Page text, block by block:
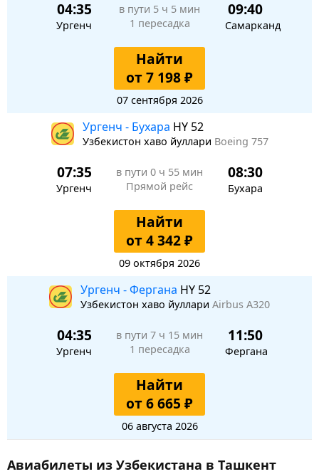
04:35
Ургенч
в пути 5 ч 5 мин
1 пересадка
09:40
Самарканд
Найти
от 7 198 ₽
07 сентября 2026
Ургенч - Бухара HY 52
Узбекистон хаво йуллари Boeing 757
07:35
Ургенч
в пути 0 ч 55 мин
Прямой рейс
08:30
Бухара
Найти
от 4 342 ₽
09 октября 2026
Ургенч - Фергана HY 52
Узбекистон хаво йуллари Airbus A320
04:35
Ургенч
в пути 7 ч 15 мин
1 пересадка
11:50
Фергана
Найти
от 6 665 ₽
06 августа 2026
Авиабилеты из Узбекистана в Ташкент